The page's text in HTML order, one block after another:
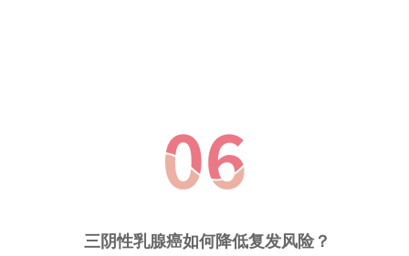
三阴性乳腺癌如何降低复发风险？